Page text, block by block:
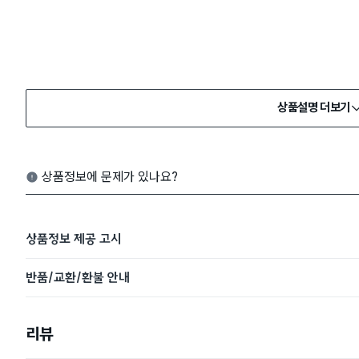
상품설명 더보기
상품정보에 문제가 있나요?
상품정보 제공 고시
반품/교환/환불 안내
리뷰